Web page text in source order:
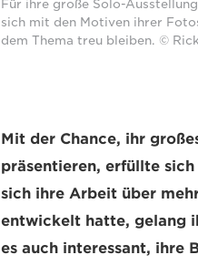
Für ihre große Solo-
sich mit den Motiven ihrer
dem Thema treu bleiben. ©
Mit der Chance, ihr
präsentieren, erfüllte
sich ihre Arbeit über
entwickelt hatte, gelang
es auch interessant, ihre